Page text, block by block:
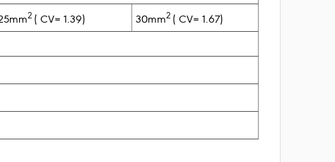
2 ( CV= 1.39) 30mm2 ( CV= 1.67)